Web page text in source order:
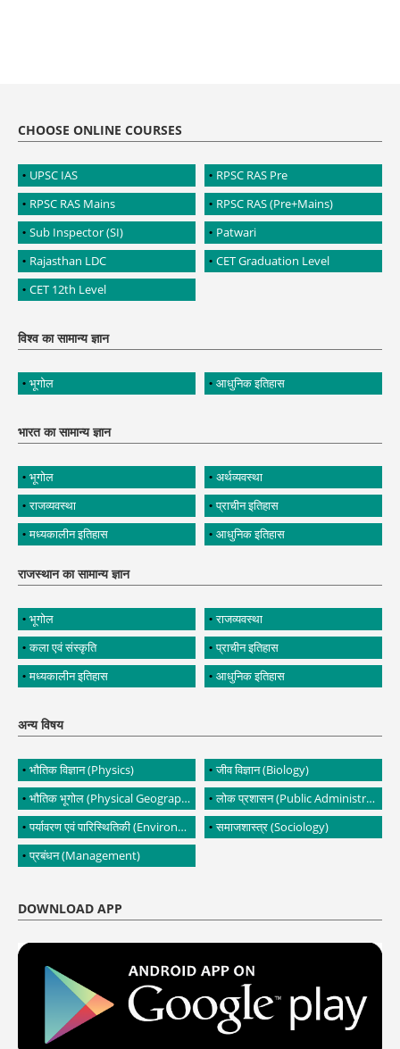
CHOOSE ONLINE COURSES
UPSC IAS
RPSC RAS Pre
RPSC RAS Mains
RPSC RAS (Pre+Mains)
Sub Inspector (SI)
Patwari
Rajasthan LDC
CET Graduation Level
CET 12th Level
विश्व का सामान्य ज्ञान
भूगोल आधुनिक इतिहास
भारत का सामान्य ज्ञान
भूगोल
अर्थव्यवस्था
राजव्यवस्था
प्राचीन इतिहास
मध्यकालीन इतिहास
आधुनिक इतिहास
राजस्थान का सामान्य ज्ञान
भूगोल
राजव्यवस्था
कला एवं संस्कृति
प्राचीन इतिहास
मध्यकालीन इतिहास
आधुनिक इतिहास
अन्य विषय
भौतिक विज्ञान (Physics)
जीव विज्ञान (Biology)
भौतिक भूगोल (Physical Geography)
लोक प्रशासन (Public Administration)
पर्यावरण एवं पारिस्थितिकी (Environment and Ecology)
समाजशास्त्र (Sociology)
प्रबंधन (Management)
DOWNLOAD APP